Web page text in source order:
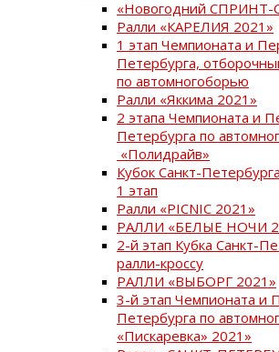
«Новогодний
Ралли «КАРЕЛИЯ 2021»
1 этап Чемпионата и
Петербурга,
по автомногоборью
Ралли «Яккима 2021»
2 этапа Чемпионата и
Петербурга по
«Полидрайв»
Кубок Санкт-
1 этап
Ралли «PICNIC 2021»
РАЛЛИ «БЕЛЫЕ НОЧИ
2-й этап Кубка Санкт-
ралли-кроссу
РАЛЛИ «ВЫБОРГ 2021»
3-й этап Чемпионата и
Петербурга по
«Пискаревка» 2021»